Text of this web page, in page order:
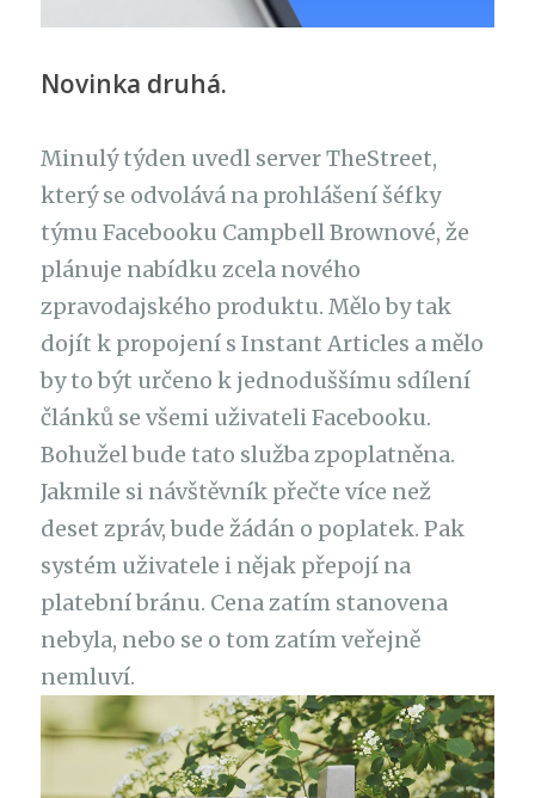
Novinka druhá.
Minulý týden uvedl server TheStreet,
který se odvolává na prohlášení šéfky
týmu Facebooku Campbell Brownové, že
plánuje nabídku zcela nového
zpravodajského produktu. Mělo by tak
dojít k propojení s Instant Articles a mělo
by to být určeno k jednoduššímu sdílení
článků se všemi uživateli Facebooku.
Bohužel bude tato služba zpoplatněna.
Jakmile si návštěvník přečte více než
deset zpráv, bude žádán o poplatek. Pak
systém uživatele i nějak přepojí na
platební bránu. Cena zatím stanovena
nebyla, nebo se o tom zatím veřejně
nemluví.